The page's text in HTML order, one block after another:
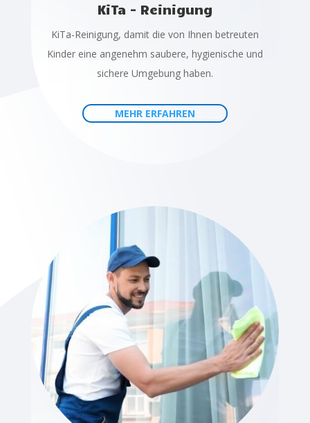
KiTa - Reinigung
KiTa-Reinigung, damit die von Ihnen betreuten
Kinder eine angenehm saubere, hygienische und
sichere Umgebung haben.
MEHR ERFAHREN